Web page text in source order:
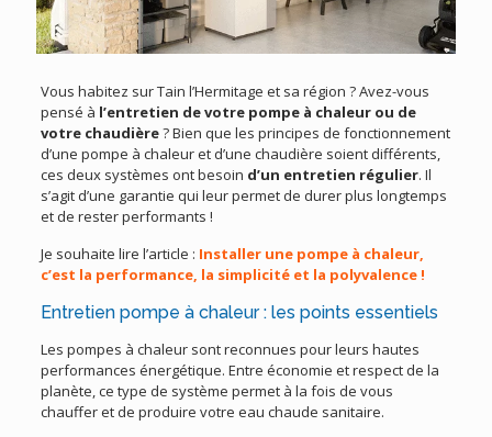
Vous habitez sur Tain l’Hermitage et sa région ? Avez-vous
pensé à l’entretien de votre pompe à chaleur ou de
votre chaudière? Bien que les principes de fonctionnement
d’une pompe à chaleur et d’une chaudière soient différents,
ces deux systèmes ont besoin d’un entretien régulier. Il
s’agit d’une garantie qui leur permet de durer plus longtemps
et de rester performants !
Je souhaite lire l’article : Installer une pompe à chaleur,
c’est la performance, la simplicité et la polyvalence !
Entretien pompe à chaleur : les points essentiels
Les pompes à chaleur sont reconnues pour leurs hautes
performances énergétique. Entre économie et respect de la
planète, ce type de système permet à la fois de vous
chauffer et de produire votre eau chaude sanitaire.